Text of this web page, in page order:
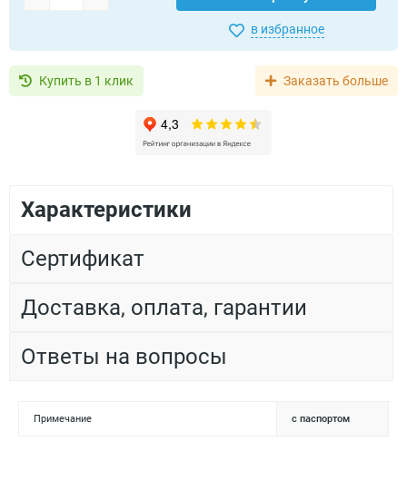
в избранное
Купить в 1 клик Заказать больше
Характеристики
Cертификат
Доставка, оплата, гарантии
Ответы на вопросы
Примечание с паспортом